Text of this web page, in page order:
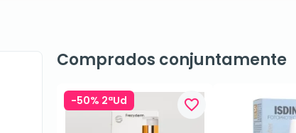
Comprados conjuntamente
-50% 2ªUd favorite_border